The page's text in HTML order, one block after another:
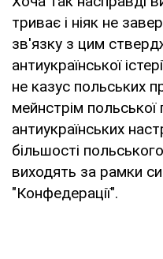
триває і ніяк не
зв'язку з цим
антиукраїнської
не казус польських
мейнстрім
антиукраїнських
більшості
виходять за рамки
"Конфедерації".